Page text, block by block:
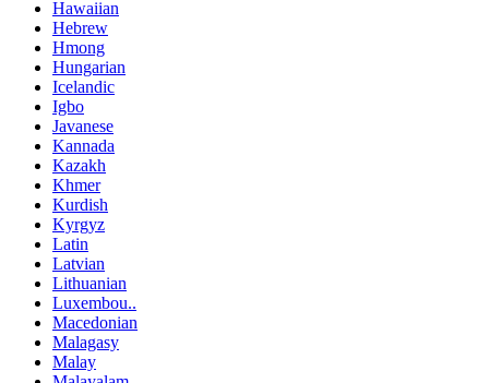
Hawaiian
Hebrew
Hmong
Hungarian
Icelandic
Igbo
Javanese
Kannada
Kazakh
Khmer
Kurdish
Kyrgyz
Latin
Latvian
Lithuanian
Luxembou..
Macedonian
Malagasy
Malay